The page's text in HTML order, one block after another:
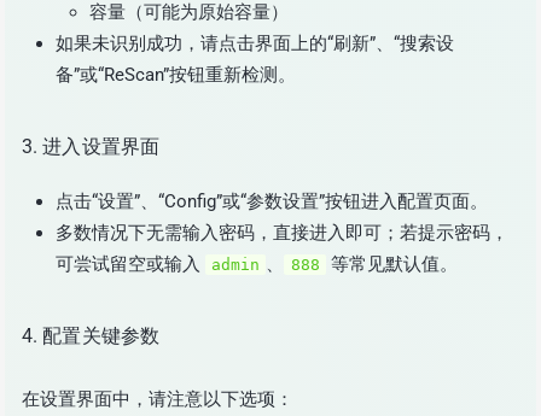
容量（可能为原始容量）
如果未识别成功，请点击界面上的“刷新”、“搜索设
备”或“ReScan”按钮重新检测。
3. 进入设置界面
点击“设置”、“Config”或“参数设置”按钮进入配置页面。
多数情况下无需输入密码，直接进入即可；若提示密码，
可尝试留空或输入
admin 、 888 等常见默认值。
4. 配置关键参数
在设置界面中，请注意以下选项：